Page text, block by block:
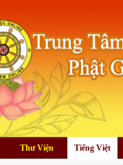
Thư Viện Tiếng Việt